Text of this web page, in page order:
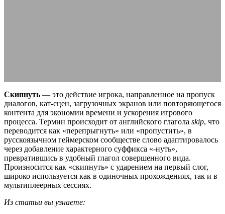
Скипнуть — это действие игрока, направленное на пропуск
диалогов, кат-сцен, загрузочных экранов или повторяющегося
контента для экономии времени и ускорения игрового
процесса. Термин происходит от английского глагола skip, что
переводится как «перепрыгнуть» или «пропустить», в
русскоязычном геймерском сообществе слово адаптировалось
через добавление характерного суффикса «-нуть»,
превратившись в удобный глагол совершенного вида.
Произносится как «скипнуть» с ударением на первый слог,
широко используется как в одиночных прохождениях, так и в
мультиплеерных сессиях.
Из статьи вы узнаете: